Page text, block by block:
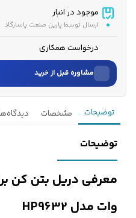
موجود در انبار
ارسال توسط پارین صنعت پاسارگاد
درخواست همکاری
مشاوره قبل از خرید
نام
تماس می‌گیرند.
توضیحات مشخصات
توضیحات
وات مدل HP9632